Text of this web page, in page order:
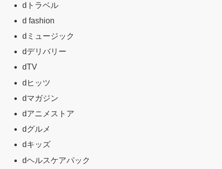
dトラベル
d fashion
dミュージック
dデリバリー
dTV
dヒッツ
dマガジン
dアニメストア
dグルメ
dキッズ
dヘルスケアパック